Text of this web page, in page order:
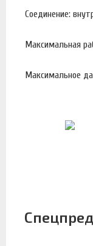
Соединение:
Максимальная
Максимальное